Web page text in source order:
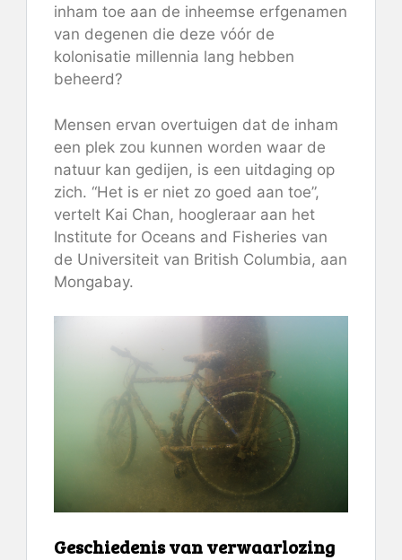
inham toe aan de inheemse erfgenamen
van degenen die deze vóór de
kolonisatie millennia lang hebben
beheerd?
Mensen ervan overtuigen dat de inham
een ​​plek zou kunnen worden waar de
natuur kan gedijen, is een uitdaging op
zich. “Het is er niet zo goed aan toe”,
vertelt Kai Chan, hoogleraar aan het
Institute for Oceans and Fisheries van
de Universiteit van British Columbia, aan
Mongabay.
Geschiedenis van verwaarlozing